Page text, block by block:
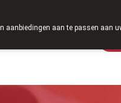
aan te passen aan